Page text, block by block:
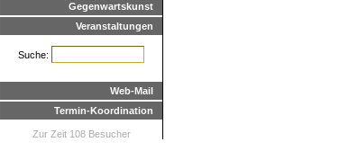
Gegenwartskunst
Veranstaltungen
Suche:
Web-Mail
Termin-Koordination
Zur Zeit 108 Besucher